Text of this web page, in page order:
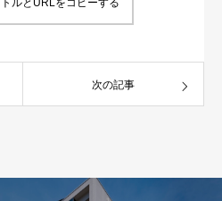
ルとURLをコピーする
次の記事